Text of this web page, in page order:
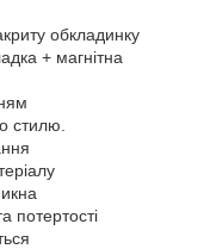
обкладинку
+ магнітна
стилю.
потертості